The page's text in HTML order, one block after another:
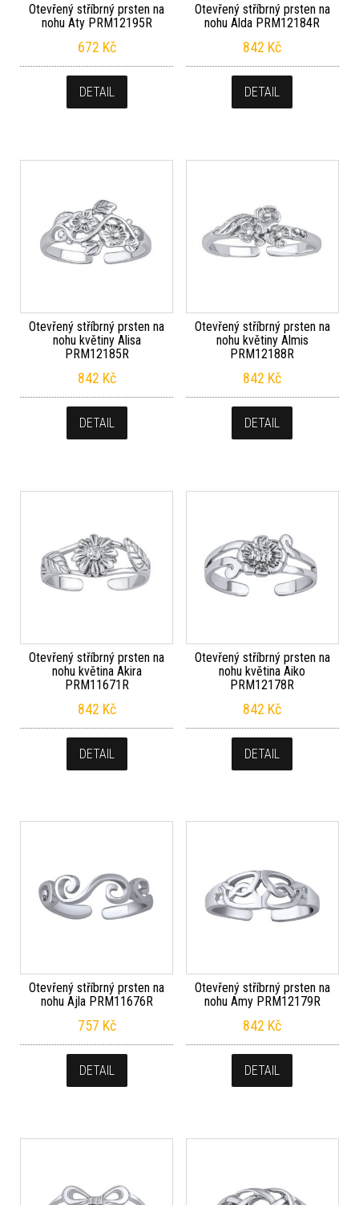
Otevřený stříbrný prsten na
nohu Aty PRM12195R
672 Kč
DETAIL
Otevřený stříbrný prsten na
nohu Alda PRM12184R
842 Kč
DETAIL
Otevřený stříbrný prsten na
nohu květiny Alisa
PRM12185R
842 Kč
DETAIL
Otevřený stříbrný prsten na
nohu květiny Almis
PRM12188R
842 Kč
DETAIL
Otevřený stříbrný prsten na
nohu květina Akira
PRM11671R
842 Kč
DETAIL
Otevřený stříbrný prsten na
nohu květina Aiko
PRM12178R
842 Kč
DETAIL
Otevřený stříbrný prsten na
nohu Ajla PRM11676R
757 Kč
DETAIL
Otevřený stříbrný prsten na
nohu Amy PRM12179R
842 Kč
DETAIL